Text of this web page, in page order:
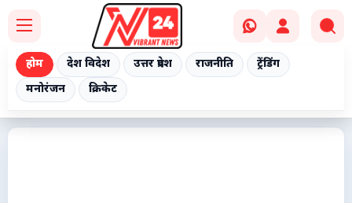
होम देश विदेश उत्तर प्रदेश राजनीति
ट्रेंडिंग
मनोरंजन
क्रिकेट